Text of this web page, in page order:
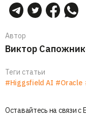
Автор
Виктор
Теги статьи
#Higgsfield AI #Oracle
Оставайтесь на связи с